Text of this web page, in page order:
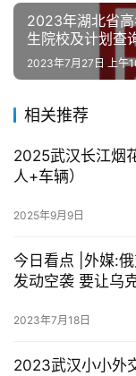
2023年湖北省
生院校及计划查
2023年7月27日 上午
相关推荐
2025武汉长江烟
人+车辆）
2025年9月9日
今日看点 |外媒:
发动空袭 要让乌
2023年7月18日
2023武汉小小外